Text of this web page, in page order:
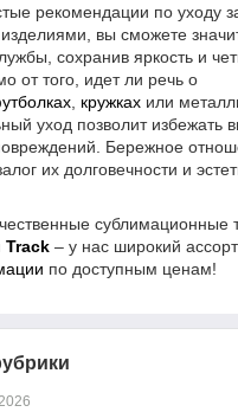
рекомендации по уходу
вы сможете
сохранив яркость и
от того, идет ли речь о
кружках или
уход позволит избежать
Бережное
их долговечности и
сублимационные
Track – у нас широкий
по доступным ценам!